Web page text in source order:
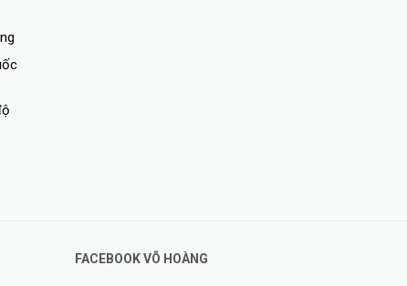
FACEBOOK VÕ HOÀNG